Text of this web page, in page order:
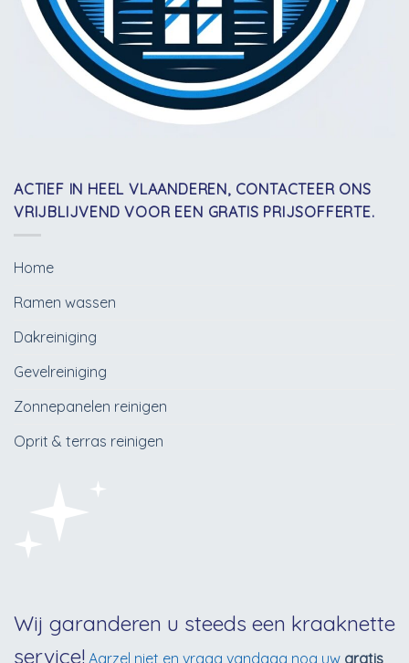
ACTIEF IN HEEL VLAANDEREN, CONTACTEER ONS
VRIJBLIJVEND VOOR EEN GRATIS PRIJSOFFERTE.
Home
Ramen wassen
Dakreiniging
Gevelreiniging
Zonnepanelen reinigen
Oprit & terras reinigen
Wij garanderen u steeds een kraaknette
service! Aarzel niet en vraag vandaag nog uw gratis